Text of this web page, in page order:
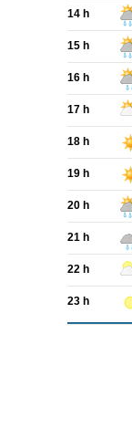
14 h
15 h
16 h
17 h
18 h
19 h
20 h
21 h
22 h
23 h